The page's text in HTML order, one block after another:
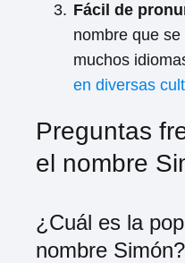
Fácil de
nombre que
muchos
en diversas
Preguntas
el nombre
¿Cuál es la
nombre Simón?